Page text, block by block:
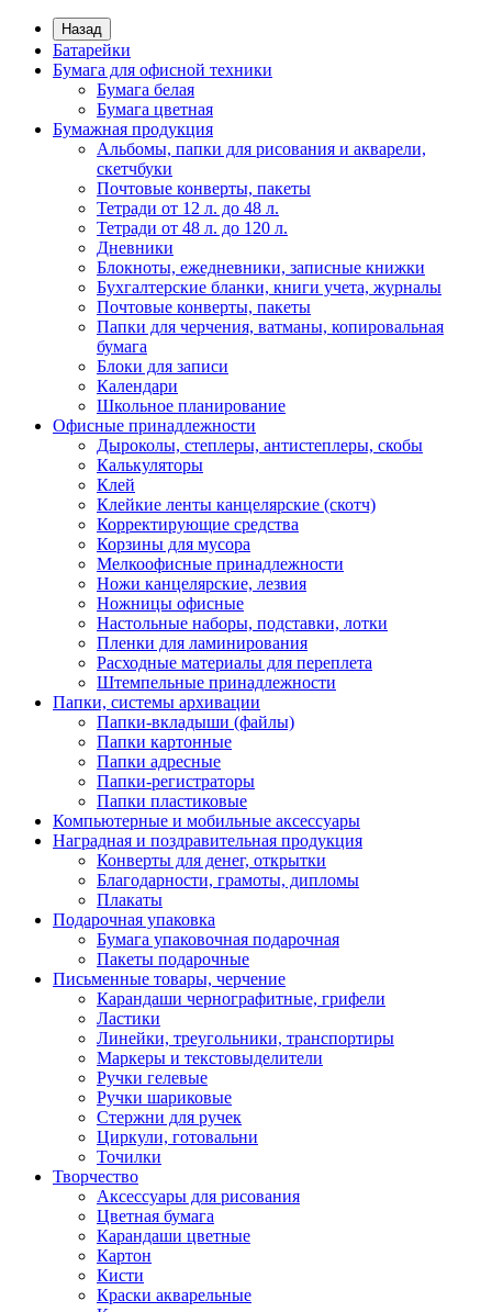
Назад
Батарейки
Бумага для офисной техники
Бумага белая
Бумага цветная
Бумажная продукция
Альбомы, папки для рисования и акварели,
скетчбуки
Почтовые конверты, пакеты
Тетради от 12 л. до 48 л.
Тетради от 48 л. до 120 л.
Дневники
Блокноты, ежедневники, записные книжки
Бухгалтерские бланки, книги учета, журналы
Почтовые конверты, пакеты
Папки для черчения, ватманы, копировальная
бумага
Блоки для записи
Календари
Школьное планирование
Офисные принадлежности
Дыроколы, степлеры, антистеплеры, скобы
Калькуляторы
Клей
Клейкие ленты канцелярские (скотч)
Корректирующие средства
Корзины для мусора
Мелкоофисные принадлежности
Ножи канцелярские, лезвия
Ножницы офисные
Настольные наборы, подставки, лотки
Пленки для ламинирования
Расходные материалы для переплета
Штемпельные принадлежности
Папки, системы архивации
Папки-вкладыши (файлы)
Папки картонные
Папки адресные
Папки-регистраторы
Папки пластиковые
Компьютерные и мобильные аксессуары
Наградная и поздравительная продукция
Конверты для денег, открытки
Благодарности, грамоты, дипломы
Плакаты
Подарочная упаковка
Бумага упаковочная подарочная
Пакеты подарочные
Письменные товары, черчение
Карандаши чернографитные, грифели
Ластики
Линейки, треугольники, транспортиры
Маркеры и текстовыделители
Ручки гелевые
Ручки шариковые
Стержни для ручек
Циркули, готовальни
Точилки
Творчество
Аксессуары для рисования
Цветная бумага
Карандаши цветные
Картон
Кисти
Краски акварельные